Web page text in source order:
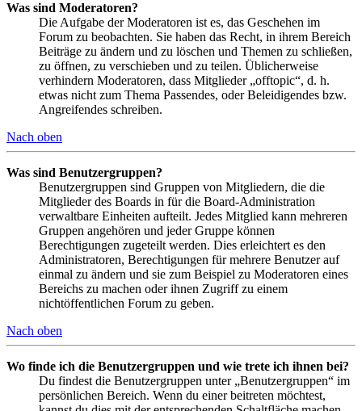
Was sind Moderatoren?
Die Aufgabe der Moderatoren ist es, das Geschehen im
Forum zu beobachten. Sie haben das Recht, in ihrem Bereich
Beiträge zu ändern und zu löschen und Themen zu schließen,
zu öffnen, zu verschieben und zu teilen. Üblicherweise
verhindern Moderatoren, dass Mitglieder „offtopic“, d. h.
etwas nicht zum Thema Passendes, oder Beleidigendes bzw.
Angreifendes schreiben.
Nach oben
Was sind Benutzergruppen?
Benutzergruppen sind Gruppen von Mitgliedern, die die
Mitglieder des Boards in für die Board-Administration
verwaltbare Einheiten aufteilt. Jedes Mitglied kann mehreren
Gruppen angehören und jeder Gruppe können
Berechtigungen zugeteilt werden. Dies erleichtert es den
Administratoren, Berechtigungen für mehrere Benutzer auf
einmal zu ändern und sie zum Beispiel zu Moderatoren eines
Bereichs zu machen oder ihnen Zugriff zu einem
nichtöffentlichen Forum zu geben.
Nach oben
Wo finde ich die Benutzergruppen und wie trete ich ihnen bei?
Du findest die Benutzergruppen unter „Benutzergruppen“ im
persönlichen Bereich. Wenn du einer beitreten möchtest,